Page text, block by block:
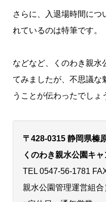
さらに、入退場時間につ
れているのは特筆です。
などなど、くのわき親水
てみましたが、不思議な
うことが伝わったでしょ
〒428-0315 静岡県榛
くのわき親水公園キ
TEL 0547-56-1781
親水公園管理運営組合